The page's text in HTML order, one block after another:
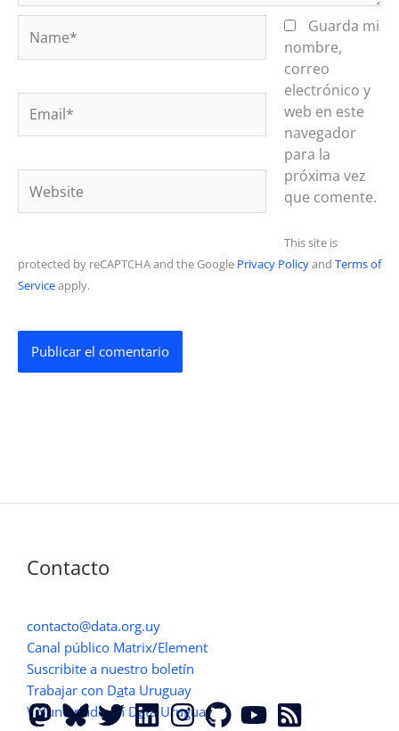
Guarda mi
nombre,
correo
electrónico y
web en este
navegador
para la
próxima vez
que comente.
This site is
protected by reCAPTCHA and the Google Privacy Policyand Terms of
Serviceapply.
Contacto
contacto@data.org.uy
Canal público Matrix/Element
Suscribite a nuestro boletín
Trabajar con Data Uruguay
Voluntariado en Data Uruguay